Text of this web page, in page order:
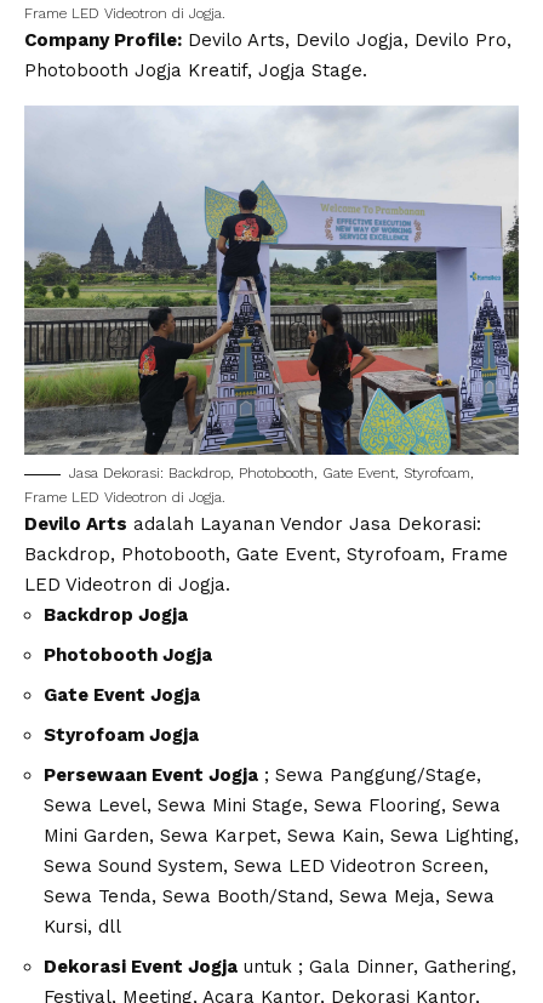
Frame LED Videotron di Jogja.
Company Profile: Devilo Arts, Devilo Jogja, Devilo Pro,
Photobooth Jogja Kreatif, Jogja Stage.
Jasa Dekorasi: Backdrop, Photobooth, Gate Event, Styrofoam,
Frame LED Videotron di Jogja.
Devilo Arts adalah Layanan Vendor Jasa Dekorasi:
Backdrop, Photobooth, Gate Event, Styrofoam, Frame
LED Videotron di Jogja.
Backdrop Jogja
Photobooth Jogja
Gate Event Jogja
Styrofoam Jogja
Persewaan Event Jogja ; Sewa Panggung/Stage,
Sewa Level, Sewa Mini Stage, Sewa Flooring, Sewa
Mini Garden, Sewa Karpet, Sewa Kain, Sewa Lighting,
Sewa Sound System, Sewa LED Videotron Screen,
Sewa Tenda, Sewa Booth/Stand, Sewa Meja, Sewa
Kursi, dll
Dekorasi Event Jogja untuk ; Gala Dinner, Gathering,
Festival, Meeting, Acara Kantor, Dekorasi Kantor,